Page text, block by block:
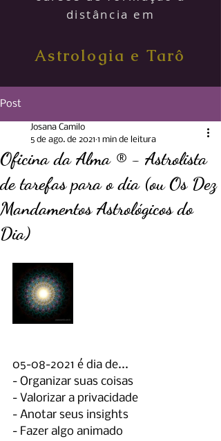
distância em
Astrologia e Tarô
Post
Oficina da Alma ® - Astrolista
de tarefas para o dia (ou Os Dez
Mandamentos Astrológicos do
Dia)
Josana Camilo
5 de ago. de 2021 1 min de leitura
05-08-2021 é dia de...
- Organizar suas coisas
- Valorizar a privacidade
- Anotar seus insights
- Fazer algo animado